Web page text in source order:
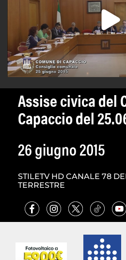
Assise civica del
Capaccio del
26 giugno 2015
STILETV HD CANALE 78
TERRESTRE